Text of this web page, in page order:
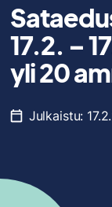
17.2. –
yli 20
Julkaistu: